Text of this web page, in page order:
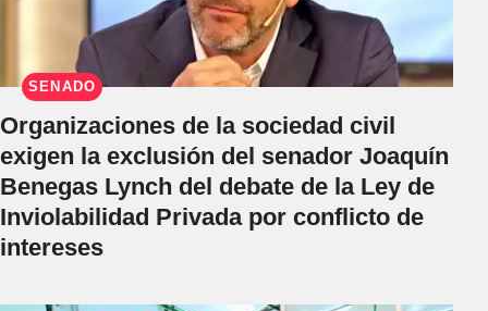
SENADO
Organizaciones de la sociedad civil
exigen la exclusión del senador Joaquín
Benegas Lynch del debate de la Ley de
Inviolabilidad Privada por conflicto de
intereses